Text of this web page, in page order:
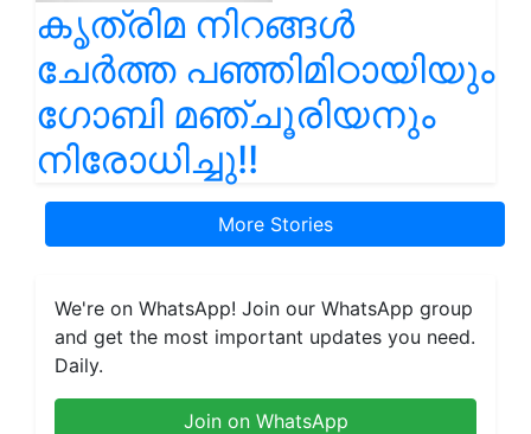
കൃത്രിമ നിറങ്ങൾ
ചേർത്ത പഞ്ഞിമിഠായിയും
ഗോബി മഞ്ചൂരിയനും
നിരോധിച്ചു!!
More Stories
We're on WhatsApp! Join our WhatsApp group
and get the most important updates you need.
Daily.
Join on WhatsApp